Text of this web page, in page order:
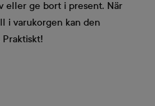
eller ge bort i present. När
i varukorgen kan den